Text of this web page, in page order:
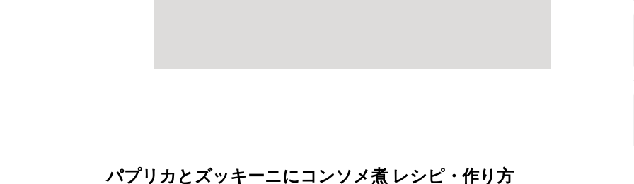
パプリカとズッキーニにコンソメ煮 レシピ・作り方